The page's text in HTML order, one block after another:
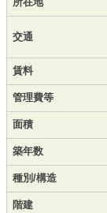
交通
賃料
管理費等
面積
築年数
種別/構造
階建